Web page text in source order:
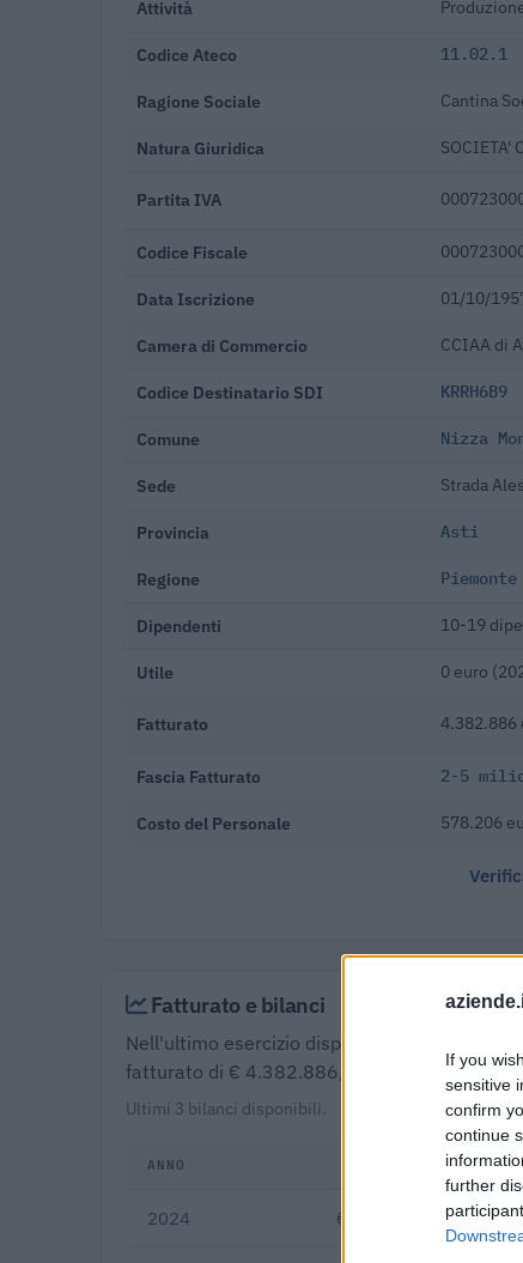
If you
sensitive
confirm
continue
further
Attività
Codice Ateco 11.02.1
Ragione Sociale Cantina
Natura Giuridica SOCIETA'
Partita IVA
Codice Fiscale
Data Iscrizione 01/10/
Camera di Commercio CCIAA di
Codice Destinatario SDI KRRH6B9
Comune Nizza
Sede Strada
Provincia Asti
Regione Piemonte
Dipendenti 10-19
Utile 0 euro
Fatturato 4.382.886
Fascia Fatturato 2-5
Costo del Personale 578.206
Fatturato e bilanci
Nell'ultimo esercizio disponibile (2024)
fatturato di € 4.382.886, in calo del 9,3%
Ultimi 3 bilanci disponibili.
ANNO
2024 € 4.382.886